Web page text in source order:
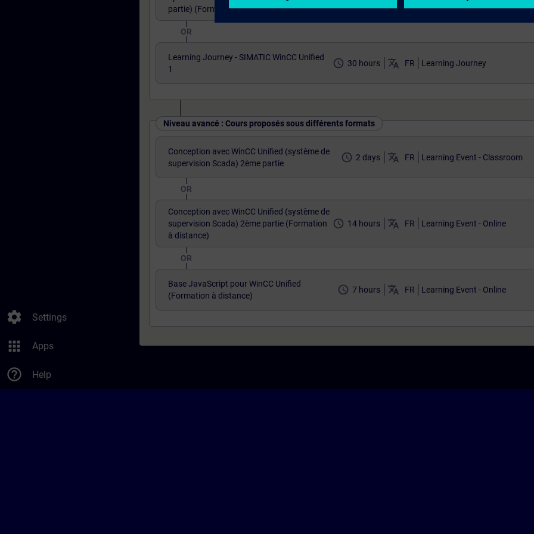
settings Settings
apps Apps
help_outline Help
partie) (Formation à distance)
OR
Learning Journey - SIMATIC WinCC Unified
1
access_time 30 hours translate FR Learning Journey
Niveau avancé : Cours proposés sous différents formats
Conception avec WinCC Unified (système de
supervision Scada) 2ème partie
access_time 2 days translate FR Learning Event - Classroom
OR
Conception avec WinCC Unified (système de
supervision Scada) 2ème partie (Formation
à distance)
access_time 14 hours translate FR Learning Event - Online
OR
Base JavaScript pour WinCC Unified
(Formation à distance)
access_time 7 hours translate FR Learning Event - Online